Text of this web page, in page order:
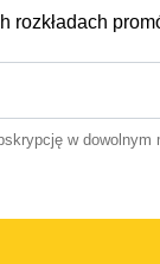
rozkładach
w dowolnym